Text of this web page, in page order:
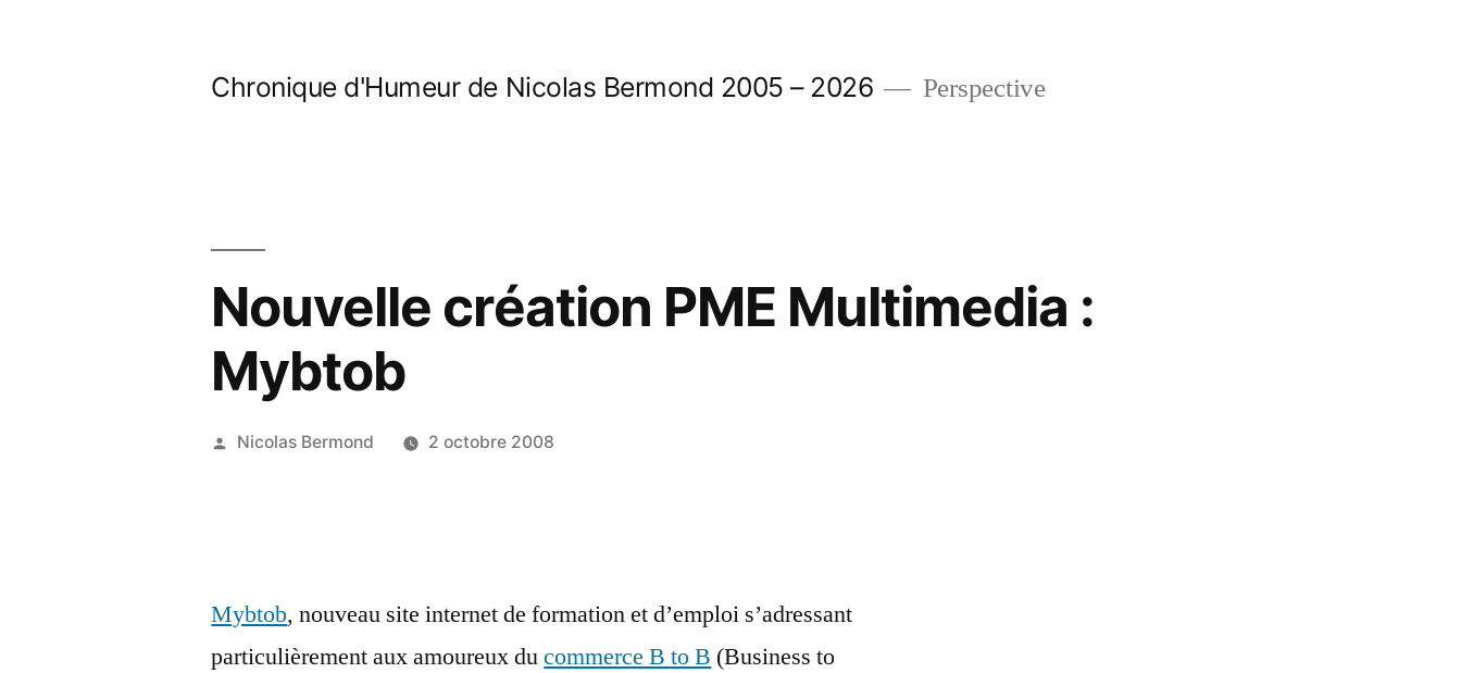
Chronique d'Humeur de Nicolas Bermond 2005 – 2026 Perspective
Nouvelle création PME Multimedia :
Mybtob
Publié
Nicolas Bermond 2 octobre 2008
Mybtob, nouveau site internet de formation et d’emploi s’adressant
particulièrement aux amoureux ducommerce B to B (Business to